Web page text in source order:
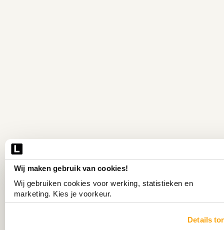
Wij maken gebruik van cookies!
Wij gebruiken cookies voor werking, statistieken en
marketing. Kies je voorkeur.
Details